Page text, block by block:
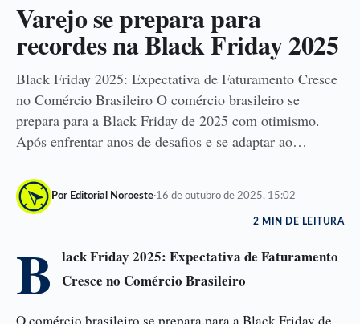
Varejo se prepara para
recordes na Black Friday 2025
Black Friday 2025: Expectativa de Faturamento Cresce
no Comércio Brasileiro O comércio brasileiro se
prepara para a Black Friday de 2025 com otimismo.
Após enfrentar anos de desafios e se adaptar ao…
Por Editorial Noroeste·16 de outubro de 2025, 15:02
2 MIN DE LEITURA
B lack Friday 2025: Expectativa de Faturamento
Cresce no Comércio Brasileiro